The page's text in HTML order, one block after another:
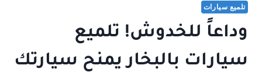
تلميع سيارات
وداعاً للخدوش! تلميع
سيارات بالبخار يمنح سيارتك